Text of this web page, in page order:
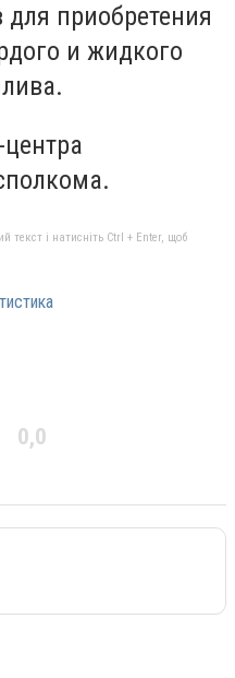
приобретения
и жидкого
текст і натисніть Ctrl + Enter, щоб
0,0